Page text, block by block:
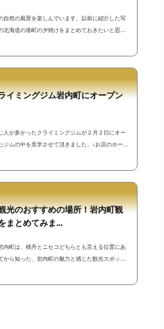
自然の風景を楽しんでいます。以前に紹介した写
北海道の港町の夕焼けをまとめておきたいと思い
もっと濃い色の景色が幻想的でした。↓ピンク色の
昔は東京の実家近くでも遠くまで空を見ることが
イミングジム岩内町にオープン
人が多かったクライミングジムが２月２日にオー
ジムの中を見学させて頂きました。↓お店のホーム
。お店の裏手の方に歩いていくと入口がありま
店の営業時間と料金定休日は月曜日と火曜日で、
光のおすすめの場所！岩内町観
まとめてみま...
内町は、積丹とニセコどちらとも言える位置にあ
から知った、岩内町の魅力と感じた観光スポッ